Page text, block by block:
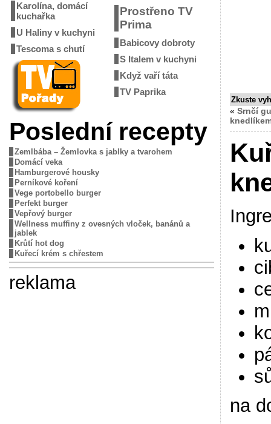
Karolína, domácí
kuchařka
U Haliny v kuchyni
Tescoma s chutí
Prostřeno TV
Prima
Babicovy dobroty
S Italem v kuchyni
Když vaří táta
TV Paprika
Poslední recepty
Zemlbába – Žemlovka s jablky a tvarohem
Domácí veka
Hamburgerové housky
Perníkové koření
Vege portobello burger
Perfekt burger
Vepřový burger
Wellness muffiny z ovesných vloček, banánů a
jablek
Krůtí hot dog
Kuřecí krém s chřestem
reklama
Zkuste
« Srnčí
na